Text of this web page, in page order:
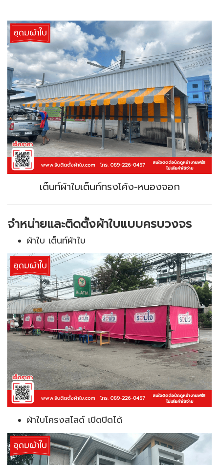
เต็นท์ผ้าใบเต็นท์ทรงโค้ง-หนองจอก
จำหน่ายและติดตั้งผ้าใบแบบครบวงจร
ผ้าใบ เต็นท์ผ้าใบ
ผ้าใบโครงสไลด์ เปิดปิดได้